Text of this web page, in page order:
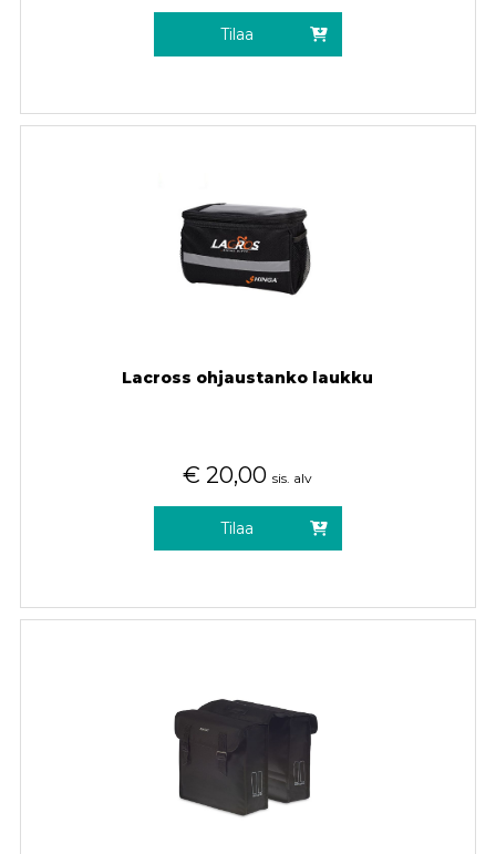
Tilaa
Lacross ohjaustanko laukku
€ 20,00 sis. alv
Tilaa